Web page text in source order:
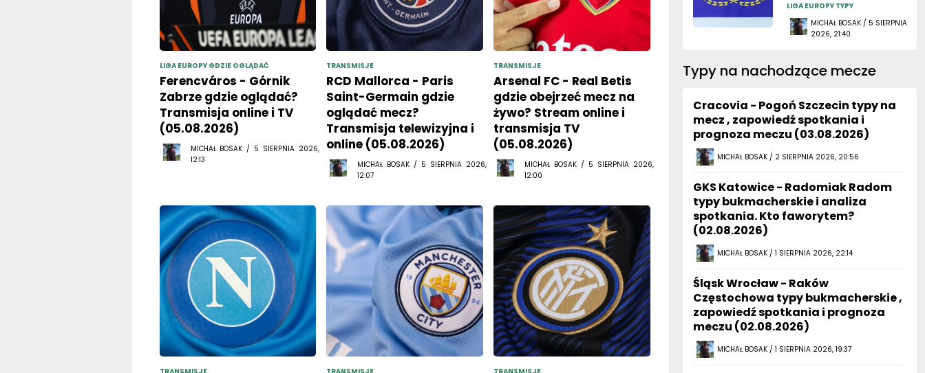
LIGA EUROPY GDZIE OGLĄDAĆ
Ferencváros - Górnik
Zabrze gdzie oglądać?
Transmisja online i TV
(05.08.2026)
MICHAŁ BOSAK / 5 SIERPNIA 2026,
12:13
TRANSMISJE
RCD Mallorca - Paris
Saint-Germain gdzie
oglądać mecz?
Transmisja telewizyjna i
online (05.08.2026)
MICHAŁ BOSAK / 5 SIERPNIA 2026,
12:07
TRANSMISJE
Arsenal FC - Real Betis
gdzie obejrzeć mecz na
żywo? Stream online i
transmisja TV
(05.08.2026)
MICHAŁ BOSAK / 5 SIERPNIA 2026,
12:00
LIGA EUROPY TYPY
MICHAŁ BOSAK / 5 SIERPNIA
2026, 21:40
Typy na nachodzące mecze
Cracovia - Pogoń Szczecin typy na
mecz , zapowiedź spotkania i
prognoza meczu (03.08.2026)
MICHAŁ BOSAK / 2 SIERPNIA 2026, 20:56
GKS Katowice - Radomiak Radom
typy bukmacherskie i analiza
spotkania. Kto faworytem?
(02.08.2026)
MICHAŁ BOSAK / 1 SIERPNIA 2026, 22:14
Śląsk Wrocław - Raków
Częstochowa typy bukmacherskie ,
zapowiedź spotkania i prognoza
meczu (02.08.2026)
MICHAŁ BOSAK / 1 SIERPNIA 2026, 19:37